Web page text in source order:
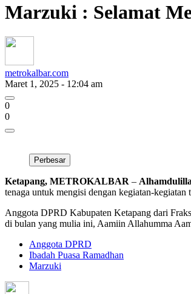
Marzuki : Selamat
metrokalbar.com
Maret 1, 2025 - 12:04 am
0
0
Perbesar
Ketapang, METROKALBAR –
tenaga untuk mengisi dengan kegiatan-kegiatan
Anggota DPRD Kabupaten Ketapang dari
di bulan yang mulia ini, Aamiin Allahumma
Anggota DPRD
Ibadah Puasa Ramadhan
Marzuki